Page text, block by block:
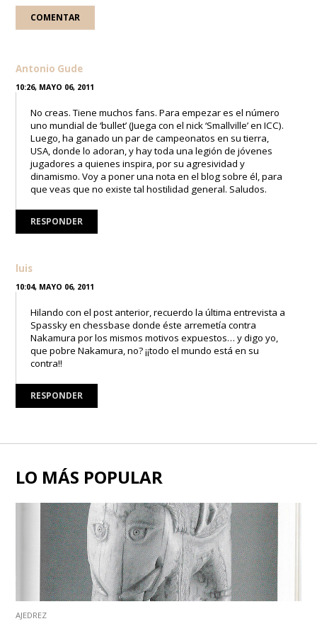
Antonio Gude
10:26, MAYO 06, 2011
No creas. Tiene muchos fans. Para empezar es el número
uno mundial de ‘bullet’ (Juega con el nick ‘Smallville’ en ICC).
Luego, ha ganado un par de campeonatos en su tierra,
USA, donde lo adoran, y hay toda una legión de jóvenes
jugadores a quienes inspira, por su agresividad y
dinamismo. Voy a poner una nota en el blog sobre él, para
que veas que no existe tal hostilidad general. Saludos.
RESPONDER
luis
10:04, MAYO 06, 2011
Hilando con el post anterior, recuerdo la última entrevista a
Spassky en chessbase donde éste arremetía contra
Nakamura por los mismos motivos expuestos… y digo yo,
que pobre Nakamura, no? ¡¡todo el mundo está en su
contra!!
RESPONDER
LO MÁS POPULAR
AJEDREZ